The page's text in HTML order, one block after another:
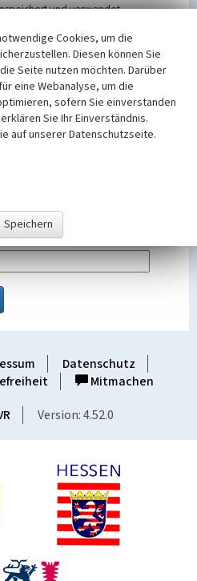
und verwendet.
der Vorschriften des
NRW und der seit
Datenschutzgrundverordnung
beachten Sie bitte unsere
unten das Rechenergebnis aus der
Datenschutz
Mitmachen
Version: 4.52.0
Cookies, um die
Diesen können Sie
Seite nutzen möchten. Darüber
eine Webanalyse, um die
sofern Sie einverstanden
Sie Ihr Einverständnis.
auf unserer Datenschutzseite.